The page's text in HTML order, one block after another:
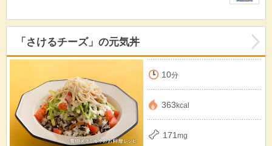
「さけるチーズ」の元気丼
10分
363 kcal
171 mg